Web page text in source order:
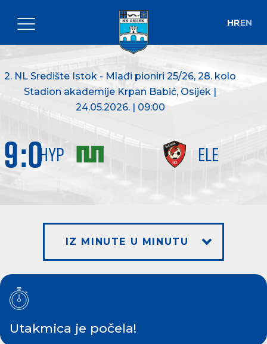
HREN
2. NL Središte Istok - Mlađi pioniri 25/26, 28. kolo
Stadion akademije Krpan Babić, Osijek |
24.05.2026. | 09:00
HYP ELE
9:0
IZ MINUTE U MINUTU
Utakmica je počela!